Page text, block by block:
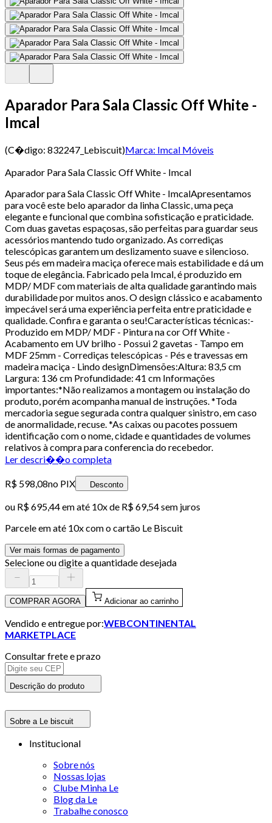
Aparador Para Sala Classic Off White -
Imcal
(C�digo: 832247_Lebiscuit)Marca: Imcal Móveis
Aparador Para Sala Classic Off White - Imcal
Aparador para Sala Classic Off White - ImcalApresentamos
para você este belo aparador da linha Classic, uma peça
elegante e funcional que combina sofisticação e praticidade.
Com duas gavetas espaçosas, são perfeitas para guardar seus
acessórios mantendo tudo organizado. As corrediças
telescópicas garantem um deslizamento suave e silencioso.
Seus pés em madeira maciça oferece mais estabilidade e dá um
toque de elegância. Fabricado pela Imcal, é produzido em
MDP/ MDF com materiais de alta qualidade garantindo mais
durabilidade por muitos anos. O design clássico e acabamento
impecável será uma experiência perfeita entre praticidade e
qualidade. Confira e garanta o seu!Características técnicas:-
Produzido em MDP/ MDF - Pintura na cor Off White -
Acabamento em UV brilho - Possui 2 gavetas - Tampo em
MDF 25mm - Corrediças telescópicas - Pés e travessas em
madeira maciça - Lindo designDimensões:Altura: 83,5 cm
Largura: 136 cm Profundidade: 41 cm Informações
importantes:*Não realizamos a montagem ou instalação do
produto, porém acompanha manual de instruções. *Toda
mercadoria segue segurada contra qualquer sinistro, em caso
de anormalidade, recuse. *As caixas ou pacotes possuem
identificação com o nome, cidade e quantidades de volumes
relativos à compra para conferencia do recebedor.
Ler descri��o completa
R$ 598,08no PIX Desconto
ou R$ 695,44em até 10x de R$ 69,54 sem juros
Parcele em até 10x com o cartão Le Biscuit
Ver mais formas de pagamento
Selecione ou digite a quantidade desejada
COMPRAR AGORA Adicionar ao carrinho
Vendido e entregue por:WEBCONTINENTAL
MARKETPLACE
Consultar frete e prazo
Descrição do produto
Sobre a Le biscuit
Institucional
Sobre nós
Nossas lojas
Clube Minha Le
Blog da Le
Trabalhe conosco